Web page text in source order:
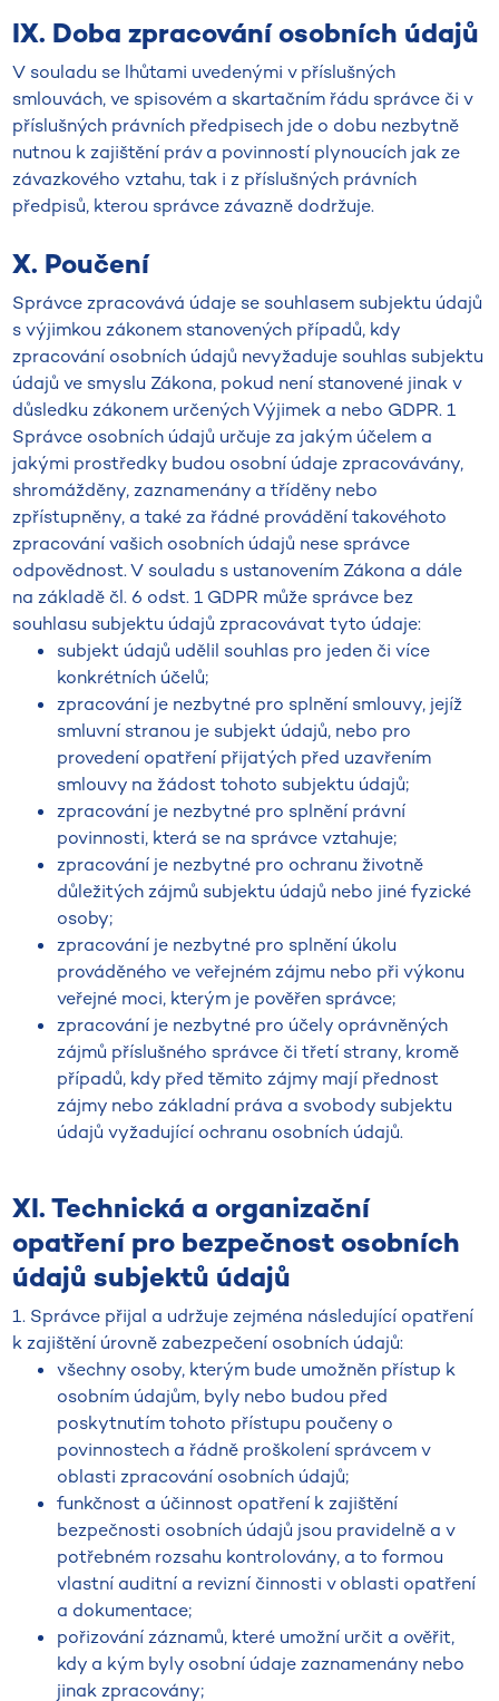
IX. Doba zpracování osobních údajů
V souladu se lhůtami uvedenými v příslušných
smlouvách, ve spisovém a skartačním řádu správce či v
příslušných právních předpisech jde o dobu nezbytně
nutnou k zajištění práv a povinností plynoucích jak ze
závazkového vztahu, tak i z příslušných právních
předpisů, kterou správce závazně dodržuje.
X. Poučení
Správce zpracovává údaje se souhlasem subjektu údajů
s výjimkou zákonem stanovených případů, kdy
zpracování osobních údajů nevyžaduje souhlas subjektu
údajů ve smyslu Zákona, pokud není stanovené jinak v
důsledku zákonem určených Výjimek a nebo GDPR. 1
Správce osobních údajů určuje za jakým účelem a
jakými prostředky budou osobní údaje zpracovávány,
shromážděny, zaznamenány a tříděny nebo
zpřístupněny, a také za řádné provádění takovéhoto
zpracování vašich osobních údajů nese správce
odpovědnost. V souladu s ustanovením Zákona a dále
na základě čl. 6 odst. 1 GDPR může správce bez
souhlasu subjektu údajů zpracovávat tyto údaje:
subjekt údajů udělil souhlas pro jeden či více
konkrétních účelů;
zpracování je nezbytné pro splnění smlouvy, jejíž
smluvní stranou je subjekt údajů, nebo pro
provedení opatření přijatých před uzavřením
smlouvy na žádost tohoto subjektu údajů;
zpracování je nezbytné pro splnění právní
povinnosti, která se na správce vztahuje;
zpracování je nezbytné pro ochranu životně
důležitých zájmů subjektu údajů nebo jiné fyzické
osoby;
zpracování je nezbytné pro splnění úkolu
prováděného ve veřejném zájmu nebo při výkonu
veřejné moci, kterým je pověřen správce;
zpracování je nezbytné pro účely oprávněných
zájmů příslušného správce či třetí strany, kromě
případů, kdy před těmito zájmy mají přednost
zájmy nebo základní práva a svobody subjektu
údajů vyžadující ochranu osobních údajů.
XI. Technická a organizační
opatření pro bezpečnost osobních
údajů subjektů údajů
1. Správce přijal a udržuje zejména následující opatření
k zajištění úrovně zabezpečení osobních údajů:
všechny osoby, kterým bude umožněn přístup k
osobním údajům, byly nebo budou před
poskytnutím tohoto přístupu poučeny o
povinnostech a řádně proškolení správcem v
oblasti zpracování osobních údajů;
funkčnost a účinnost opatření k zajištění
bezpečnosti osobních údajů jsou pravidelně a v
potřebném rozsahu kontrolovány, a to formou
vlastní auditní a revizní činnosti v oblasti opatření
a dokumentace;
pořizování záznamů, které umožní určit a ověřit,
kdy a kým byly osobní údaje zaznamenány nebo
jinak zpracovány;